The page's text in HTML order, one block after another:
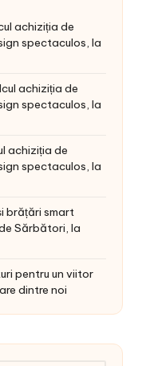
achiziția de
spectaculos, la
achiziția de
spectaculos, la
achiziția de
spectaculos, la
brățări smart
Sărbători, la
pentru un viitor
dintre noi